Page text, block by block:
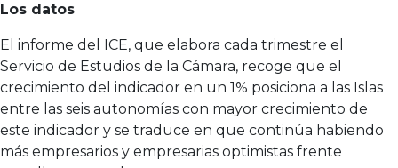
Los datos
El informe del ICE, que elabora cada trimestre el
Servicio de Estudios de la Cámara, recoge que el
crecimiento del indicador en un 1% posiciona a las Islas
entre las seis autonomías con mayor crecimiento de
este indicador y se traduce en que continúa habiendo
más empresarios y empresarias optimistas frente